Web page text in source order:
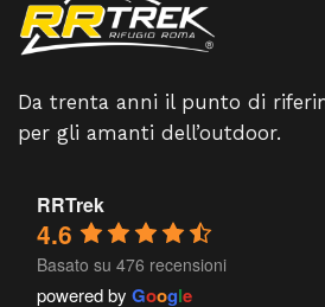
Da trenta anni il punto di
per gli amanti dell’outdoor.
RRTrek
4.6
Basato su 476 recensioni
powered by Google